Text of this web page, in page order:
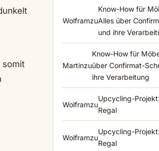
Wolframzu
Know-How für
Alles über
und ihre
Martinzu
Know-How für
über Confirmat-
ihre Verarbeitung
Wolframzu
Upcycling-
Regal
Wolframzu
Upcycling-
Regal